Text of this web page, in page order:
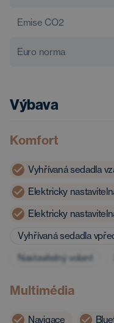
Emise CO2
Euro norma
Výbava
Komfort
Vyhřívaná sedadla
Elektricky
Elektricky
Vyhřívaná sedadla
Nastavitelný volant
Multimédia
Navigace